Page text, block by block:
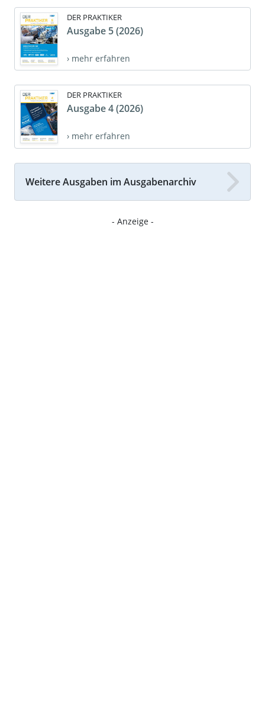
DER PRAKTIKER
Ausgabe 5 (2026)
› mehr erfahren
DER PRAKTIKER
Ausgabe 4 (2026)
› mehr erfahren
Weitere Ausgaben im Ausgabenarchiv
- Anzeige -